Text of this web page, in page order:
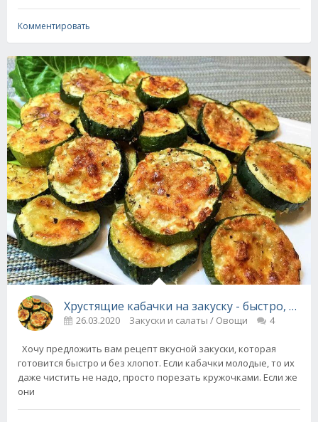
Комментировать
Хрустящие кабачки на закуску - быстро,
26.03.2020 Закуски и салаты / Овощи 4
Хочу предложить вам рецепт вкусной закуски, которая
готовится быстро и без хлопот. Если кабачки молодые, то их
даже чистить не надо, просто порезать кружочками. Если же
они